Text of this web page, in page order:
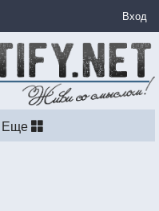
Вход
Еще